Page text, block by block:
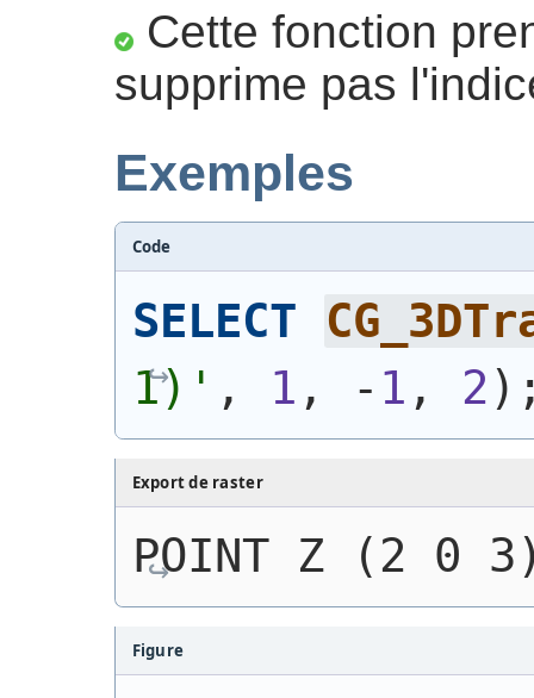
Cette fonction
supprime pas
Exemples
Code
SELECT
1) ' , 1 , - 1 , 2)
Export de raster
POINT Z (2 0
Figure